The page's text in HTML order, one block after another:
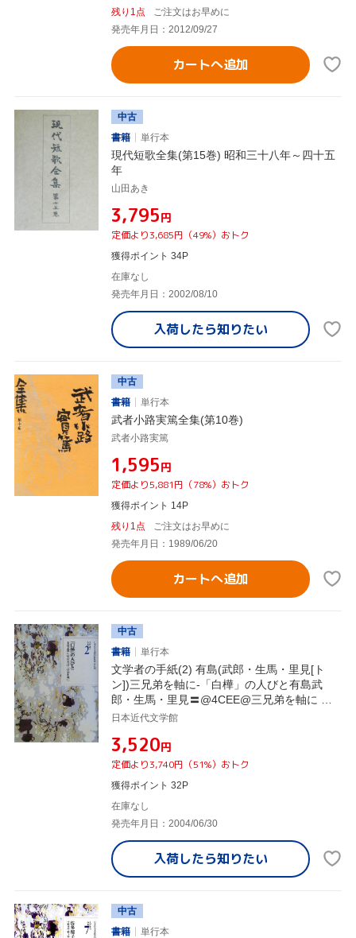
残り1点
ご注文はお早めに
発売年月日：2012/09/27
カートへ追加
中古
書籍
単行本
現代短歌全集(第15巻) 昭和三十八年～四十五
年
山田あき
¥3,795円
定価より3,685円（49%）おトク
獲得ポイント 34P
在庫なし
発売年月日：2002/08/10
入荷したら知りたい
中古
書籍
単行本
武者小路実篤全集(第10巻)
武者小路実篤
¥1,595円
定価より5,881円（78%）おトク
獲得ポイント 14P
残り1点
ご注文はお早めに
発売年月日：1989/06/20
カートへ追加
中古
書籍
単行本
文学者の手紙(2) 有島(武郎・生馬・里見[ト
ン])三兄弟を軸に-「白樺」の人びと有島武
郎・生馬・里見〓@4CEE@三兄弟を軸に 日
本近代文学館資料叢書文学者の手紙2
日本近代文学館
¥3,520円
定価より3,740円（51%）おトク
獲得ポイント 32P
在庫なし
発売年月日：2004/06/30
入荷したら知りたい
中古
書籍
単行本